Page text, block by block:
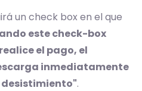
un check box en el que
este check-box
el pago, el
inmediatamente
desistimiento".